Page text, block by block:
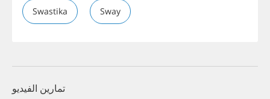
Swastika Sway
تمارين الفيديو